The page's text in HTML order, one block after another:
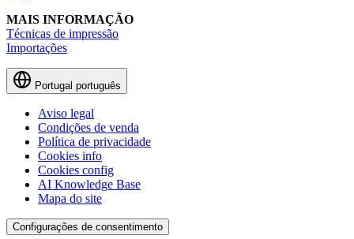
MAIS INFORMAÇÃO
Técnicas de impressão
Importações
Portugal português
Aviso legal
Condições de venda
Política de privacidade
Cookies info
Cookies config
AI Knowledge Base
Mapa do site
Configurações de consentimento